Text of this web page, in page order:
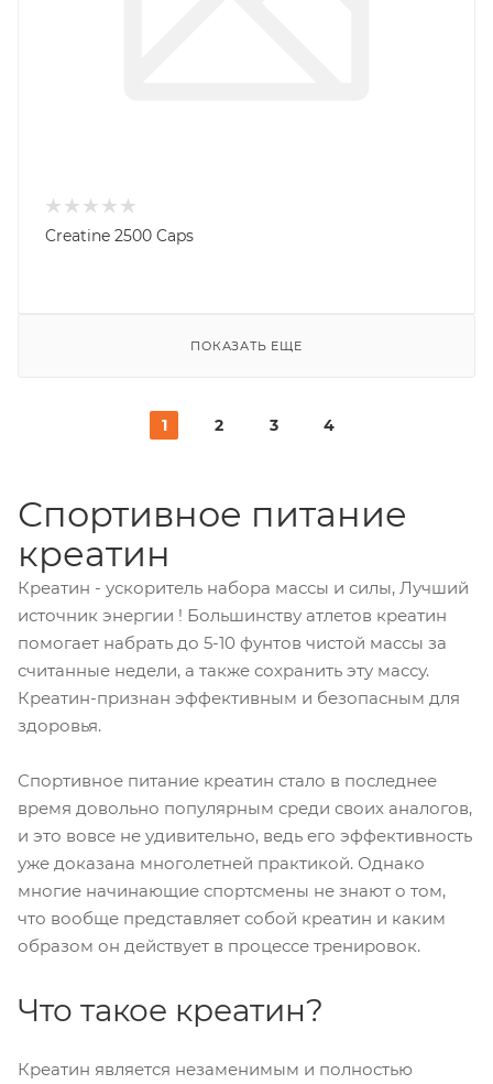
Creatine 2500 Caps
ПОКАЗАТЬ ЕЩЕ
1 2 3 4
Спортивное питание
креатин
Креатин - ускоритель набора массы и силы, Лучший
источник энергии ! Большинству атлетов креатин
помогает набрать до 5-10 фунтов чистой массы за
считанные недели, а также сохранить эту массу.
Креатин-признан эффективным и безопасным для
здоровья.
Спортивное питание креатин стало в последнее
время довольно популярным среди своих аналогов,
и это вовсе не удивительно, ведь его эффективность
уже доказана многолетней практикой. Однако
многие начинающие спортсмены не знают о том,
что вообще представляет собой креатин и каким
образом он действует в процессе тренировок.
Что такое креатин?
Креатин является незаменимым и полностью